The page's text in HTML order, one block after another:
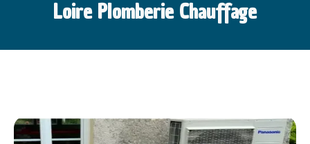
Loire Plomberie Chauffage